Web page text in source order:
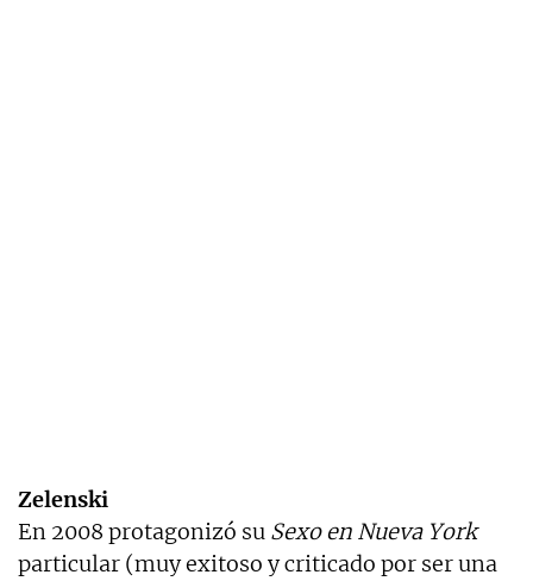
Zelenski
En 2008 protagonizó su Sexo en Nueva York
particular (muy exitoso y criticado por ser una